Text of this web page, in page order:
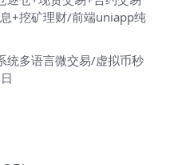
+挖矿理财/前端uniapp纯
统多语言微交易/虚拟币秒